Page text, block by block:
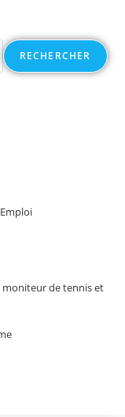
RECHERCHER
moniteur de tennis et